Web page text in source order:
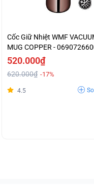
Cốc Giữ Nhiệt WMF
MUG COPPER -
520.000₫
620.000₫ -17%
4.5